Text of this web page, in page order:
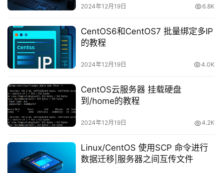
2024年12月19日 6.8K
CentOS6和CentOS7 批量绑定多IP
的教程
2024年12月19日 4.0K
CentOS云服务器 挂载硬盘
到/home的教程
2024年12月19日 4.2K
Linux/CentOS 使用SCP 命令进行
数据迁移|服务器之间互传文件